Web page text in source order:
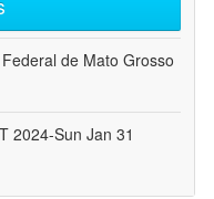
de Mato Grosso
2024-Sun Jan 31